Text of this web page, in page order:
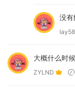
没
大概什么时
ZYLND